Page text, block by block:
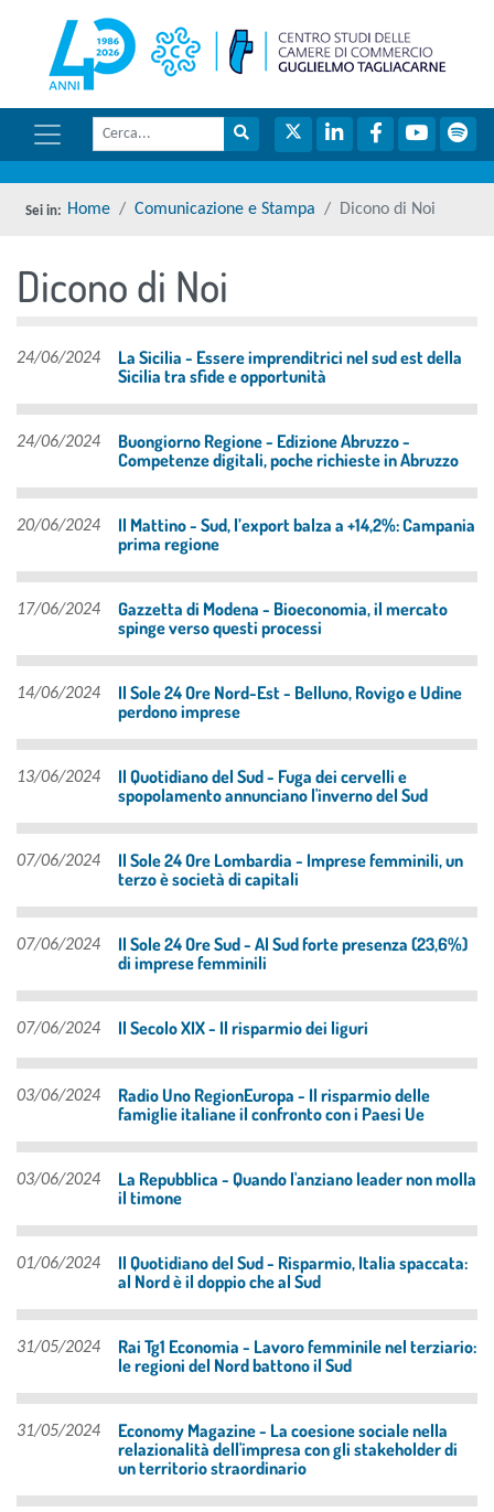
Vai ai contenuti
Menu di navigazione
Cerca
torna al menu di scelta rapida
Menu di navigazione principale
torna al menu di scelta rapida
Cerca nel sito Twitter LinkedIn FacebookYouTube
Home Comunicazione e Stampa Dicono di Noi
torna al menu di scelta rapida
Dicono di Noi
24/06/2024
La Sicilia - Essere imprenditrici nel sud est della
Sicilia tra sfide e opportunità
24/06/2024
Buongiorno Regione - Edizione Abruzzo -
Competenze digitali, poche richieste in Abruzzo
20/06/2024
Il Mattino - Sud, l’export balza a +14,2%: Campania
prima regione
17/06/2024
Gazzetta di Modena - Bioeconomia, il mercato
spinge verso questi processi
14/06/2024
Il Sole 24 Ore Nord-Est - Belluno, Rovigo e Udine
perdono imprese
13/06/2024
Il Quotidiano del Sud - Fuga dei cervelli e
spopolamento annunciano l'inverno del Sud
07/06/2024
Il Sole 24 Ore Lombardia - Imprese femminili, un
terzo è società di capitali
07/06/2024
Il Sole 24 Ore Sud - Al Sud forte presenza (23,6%)
di imprese femminili
07/06/2024 Il Secolo XIX - Il risparmio dei liguri
03/06/2024
Radio Uno RegionEuropa - Il risparmio delle
famiglie italiane il confronto con i Paesi Ue
03/06/2024
La Repubblica - Quando l'anziano leader non molla
il timone
01/06/2024
Il Quotidiano del Sud - Risparmio, Italia spaccata:
al Nord è il doppio che al Sud
31/05/2024
Rai Tg1 Economia - Lavoro femminile nel terziario:
le regioni del Nord battono il Sud
31/05/2024
Economy Magazine - La coesione sociale nella
relazionalità dell'impresa con gli stakeholder di
un territorio straordinario